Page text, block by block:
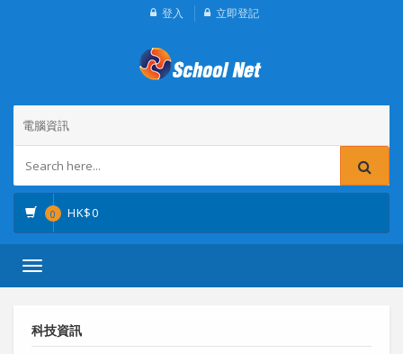
登入 立即登記
電腦資訊
0 HK$0
Toggle
科技資訊